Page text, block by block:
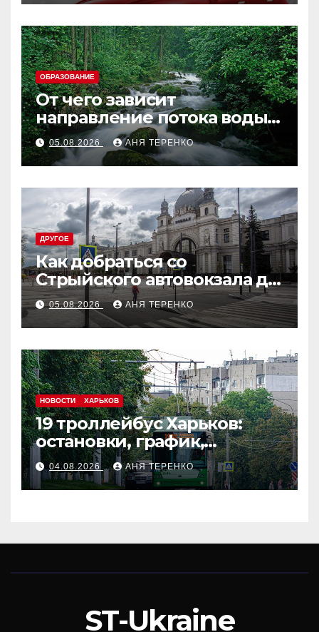
ОБРАЗОВАНИЕ
От чего зависит
направление потока воды в
реке
05.08.2026 АНЯ ТЕРЕНКО
ДРУГОЕ
Как добраться со
Стрыйского автовокзала до
ЖД вокзала во Львове
05.08.2026 АНЯ ТЕРЕНКО
НОВОСТИ ХАРЬКОВ
19 троллейбус Харьков:
остановки, график,
маршрут
04.08.2026 АНЯ ТЕРЕНКО
ST-Ukraine